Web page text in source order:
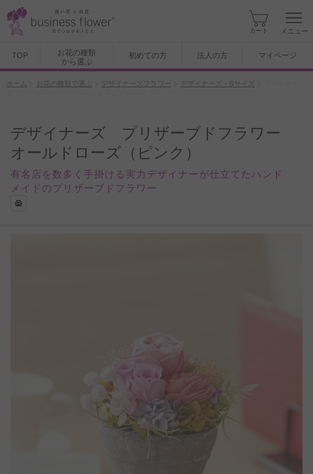
カート メニュー
TOP
お花の種類
から選ぶ
初めての方 法人の方 マイページ
ホーム お花の種類で選ぶ デザイナーズフラワー デザイナーズ・Sサイズ
デザイナーズ プリザーブドフラワー
オールドローズ（ピンク）
有名店を数多く手掛ける実力デザイナーが仕立てたハンド
メイドのプリザーブドフラワー